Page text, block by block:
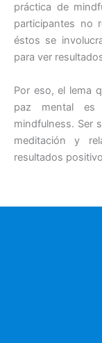
práctica de
participantes no
éstos se
para ver
Por eso, el lema
paz mental es
mindfulness. Ser
meditación y
resultados